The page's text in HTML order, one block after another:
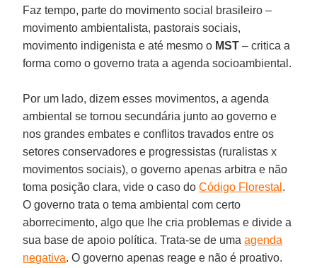
Faz tempo, parte do movimento social brasileiro –
movimento ambientalista, pastorais sociais,
movimento indigenista e até mesmo o MST– critica a
forma como o governo trata a agenda socioambiental.
Por um lado, dizem esses movimentos, a agenda
ambiental se tornou secundária junto ao governo e
nos grandes embates e conflitos travados entre os
setores conservadores e progressistas (ruralistas x
movimentos sociais), o governo apenas arbitra e não
toma posição clara, vide o caso doCódigo Florestal .
O governo trata o tema ambiental com certo
aborrecimento, algo que lhe cria problemas e divide a
sua base de apoio política. Trata-se de umaagenda
negativa. O governo apenas reage e não é proativo.